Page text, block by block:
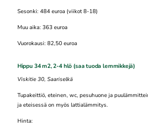
Sesonki: 484 euroa (viikot 8-18)
Muu aika: 363
Vuorokausi: 82,50
Hippu 34 m2, 2-4 hlö (saa tuoda lemmikkejä)
Viskitie 30, Saariselkä
Tupakeittiö, eteinen, wc, pesuhuone ja
ja eteisessä on myös lattialämmitys.
Hinta: